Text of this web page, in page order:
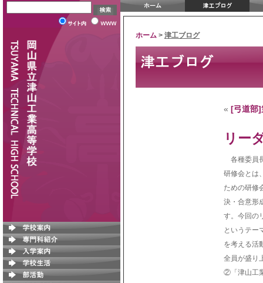
ホーム > 津工ブログ
« [弓道部]
リー
各種委員
研修会とは
ための研修
決・合意形
す。今回の
というテー
を考える活
全員が盛り
②「津山工